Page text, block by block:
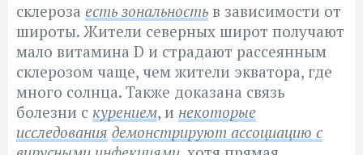
склероза есть зональность в зависимости от
широты. Жители северных широт получают
мало витамина D и страдают рассеянным
склерозом чаще, чем жители экватора, где
много солнца. Также доказана связь
болезни с курением, и некоторые
исследования демонстрируют ассоциацию с